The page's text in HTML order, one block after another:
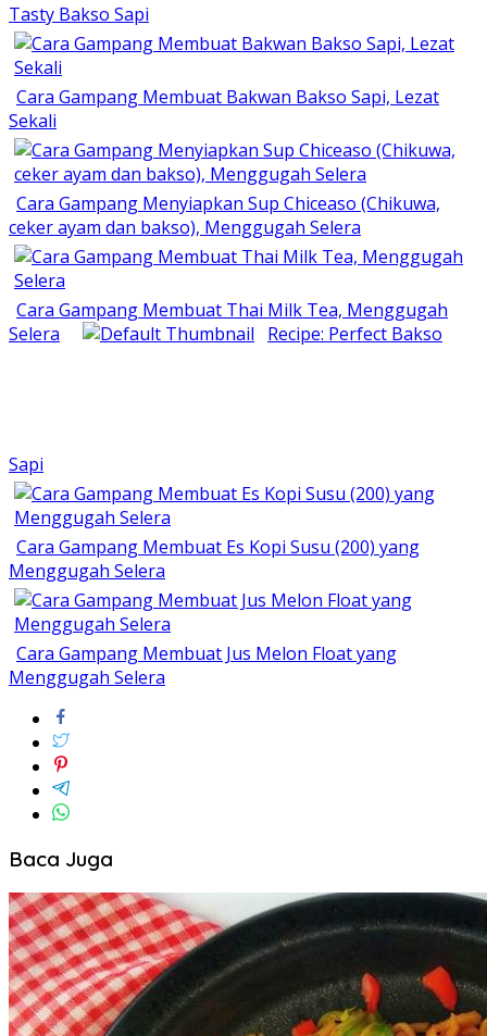
Tasty Bakso Sapi
Cara Gampang Membuat Bakwan Bakso Sapi, Lezat
Sekali
Cara Gampang Menyiapkan Sup Chiceaso (Chikuwa,
ceker ayam dan bakso), Menggugah Selera
Cara Gampang Membuat Thai Milk Tea, Menggugah
Selera
Recipe: Perfect Bakso
Sapi
Cara Gampang Membuat Es Kopi Susu (200) yang
Menggugah Selera
Cara Gampang Membuat Jus Melon Float yang
Menggugah Selera
Baca Juga